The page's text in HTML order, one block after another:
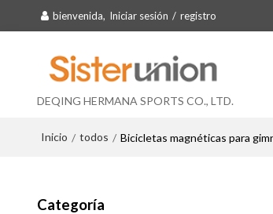
bienvenida, Iniciar sesión / registro
DEQING HERMANA SPORTS CO., LTD.
Inicio / todos / Bicicletas magnéticas para
Categoría